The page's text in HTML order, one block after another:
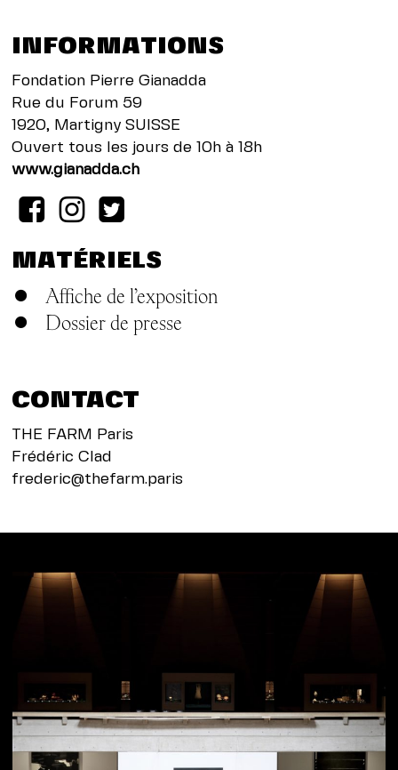
INFORMATIONS
Fondation Pierre Gianadda
Rue du Forum 59
1920, Martigny SUISSE
Ouvert tous les jours de 10h à 18h
www.gianadda.ch
MATÉRIELS
Affiche de l’exposition
Dossier de presse
CONTACT
THE FARM Paris
Frédéric Clad
frederic@thefarm.paris